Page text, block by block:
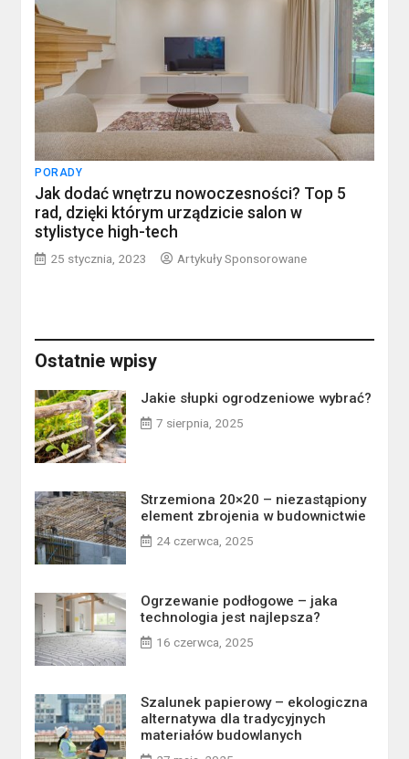
PORADY
Jak dodać wnętrzu nowoczesności? Top 5
rad, dzięki którym urządzicie salon w
stylistyce high-tech
25 stycznia, 2023 Artykuły Sponsorowane
Ostatnie wpisy
Jakie słupki ogrodzeniowe wybrać?
7 sierpnia, 2025
Strzemiona 20×20 – niezastąpiony
element zbrojenia w budownictwie
24 czerwca, 2025
Ogrzewanie podłogowe – jaka
technologia jest najlepsza?
16 czerwca, 2025
Szalunek papierowy – ekologiczna
alternatywa dla tradycyjnych
materiałów budowlanych